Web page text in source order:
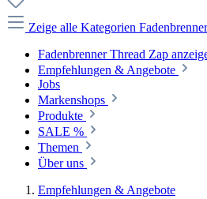
Zeige alle Kategorien
Fadenbrenner Thread Zap
Empfehlungen & Angebote
Jobs
Markenshops
Produkte
SALE %
Themen
Über uns
Empfehlungen & Angebote